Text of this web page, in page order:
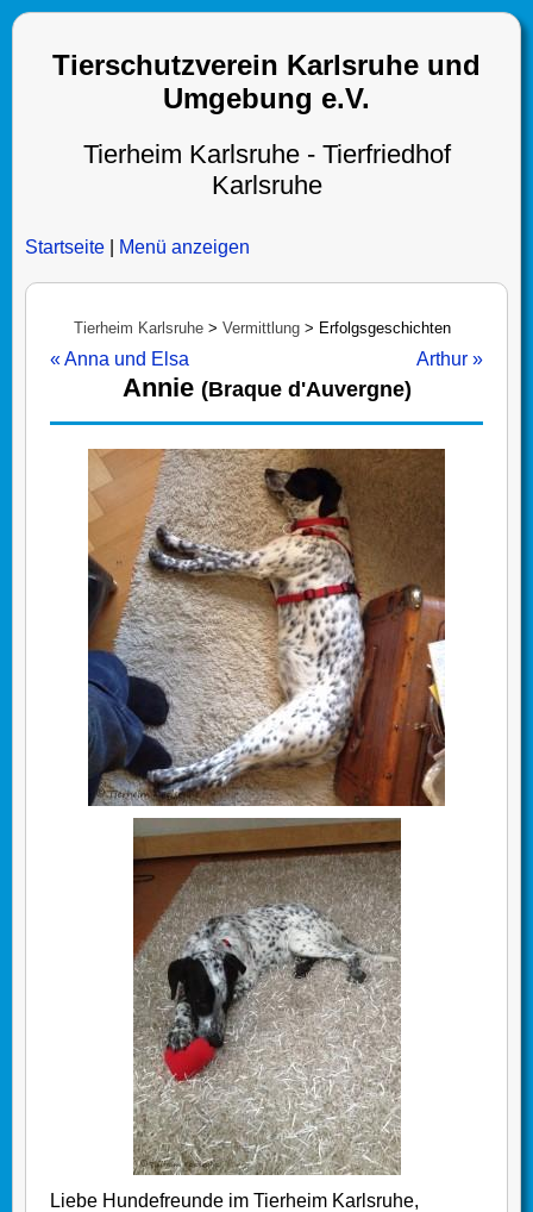
Tierschutzverein Karlsruhe und
Umgebung e.V.
Tierheim Karlsruhe - Tierfriedhof
Karlsruhe
Startseite Menü anzeigen
Tierheim Karlsruhe > Vermittlung > Erfolgsgeschichten
« Anna und Elsa Arthur »
Annie (Braque d'Auvergne)
Liebe Hundefreunde im Tierheim Karlsruhe,